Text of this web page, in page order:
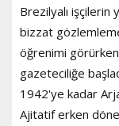
Brezilyalı işçilerin
bizzat
öğrenimi
gazeteciliğe
1942'ye kadar
Ajitatif erken